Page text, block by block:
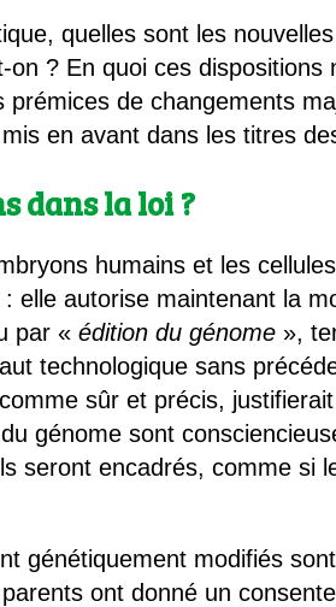
quelles sont les
on ? En quoi ces
prémices de changements
en avant dans les titres
dans la loi ?
humains et les
: elle autorise maintenant la
par «édition du génome »,
technologique sans
sûr et précis,
génome sont
seront encadrés, comme si
génétiquement modifiés
ont donné un